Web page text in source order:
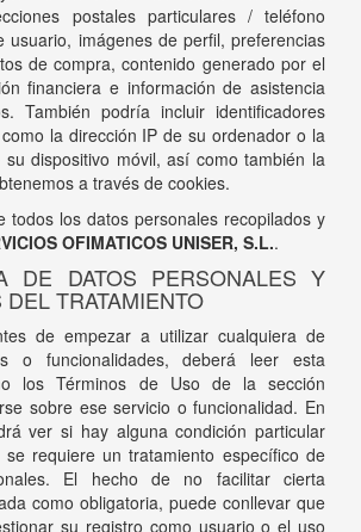
postales particulares / teléfono
usuario, imágenes de perfil, preferencias
de compra, contenido generado por el
financiera e información de asistencia
También podría incluir identificadores
la dirección IP de su ordenador o la
dispositivo móvil, así como también la
a través de cookies.
todos los datos personales recopilados y
OFIMATICOS UNISER, S.L..
DE DATOS PERSONALES Y
TRATAMIENTO
de empezar a utilizar cualquiera de
o funcionalidades, deberá leer esta
los Términos de Uso de la sección
sobre ese servicio o funcionalidad. En
ver si hay alguna condición particular
requiere un tratamiento específico de
El hecho de no facilitar cierta
como obligatoria, puede conllevar que
su registro como usuario o el uso